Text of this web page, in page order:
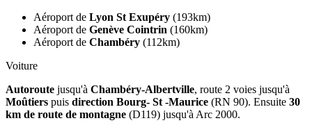
Aéroport de Lyon St Exupéry (193km)
Aéroport de Genève Cointrin (160km)
Aéroport de Chambéry (112km)
Voiture
Autoroute jusqu'à Chambéry-Albertville, route 2 voies jusqu'à
Moûtiers puis direction Bourg- St -Maurice (RN 90). Ensuite 30
km de route de montagne (D119) jusqu'à Arc 2000.